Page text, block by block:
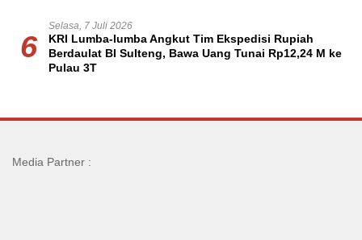
6
Selasa, 7 Juli 2026
KRI Lumba-lumba Angkut Tim Ekspedisi Rupiah
Berdaulat BI Sulteng, Bawa Uang Tunai Rp12,24 M ke
Pulau 3T
Media Partner :